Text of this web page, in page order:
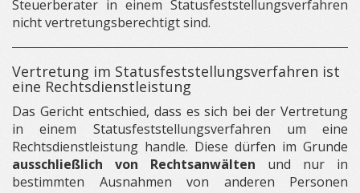
Steuerberater in einem Statusfeststellungsverfahren
nicht vertretungsberechtigt sind.
Vertretung im Statusfeststellungsverfahren ist
eine Rechtsdienstleistung
Das Gericht entschied, dass es sich bei der Vertretung
in einem Statusfeststellungsverfahren um eine
Rechtsdienstleistung handle. Diese dürfen im Grunde
ausschließlich von Rechtsanwälten und nur in
bestimmten Ausnahmen von anderen Personen